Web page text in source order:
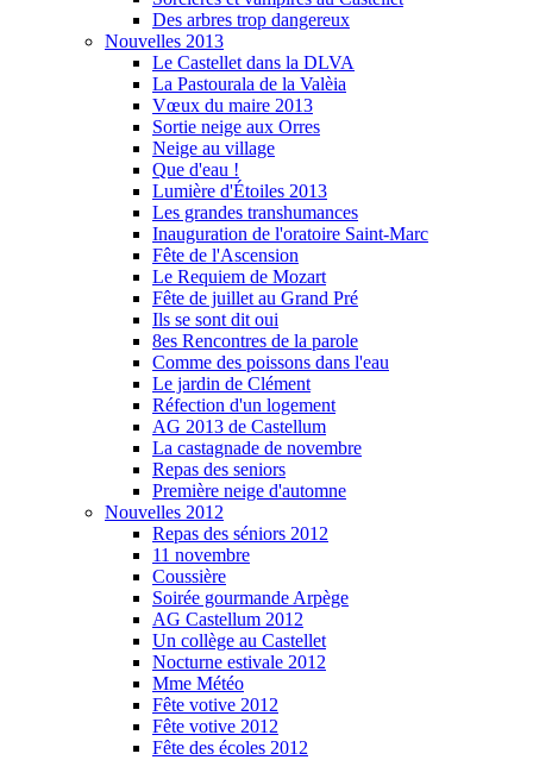
Des arbres trop dangereux
Nouvelles 2013
Le Castellet dans la DLVA
La Pastourala de la Valèia
Vœux du maire 2013
Sortie neige aux Orres
Neige au village
Que d'eau !
Lumière d'Étoiles 2013
Les grandes transhumances
Inauguration de l'oratoire Saint-Marc
Fête de l'Ascension
Le Requiem de Mozart
Fête de juillet au Grand Pré
Ils se sont dit oui
8es Rencontres de la parole
Comme des poissons dans l'eau
Le jardin de Clément
Réfection d'un logement
AG 2013 de Castellum
La castagnade de novembre
Repas des seniors
Première neige d'automne
Nouvelles 2012
Repas des séniors 2012
11 novembre
Coussière
Soirée gourmande Arpège
AG Castellum 2012
Un collège au Castellet
Nocturne estivale 2012
Mme Météo
Fête votive 2012
Fête votive 2012
Fête des écoles 2012